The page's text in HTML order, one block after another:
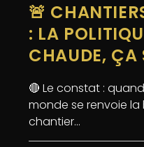
🚨
: LA
CHAUDE, ÇA
🔴 Le constat :
monde se renvoie la
chantier…